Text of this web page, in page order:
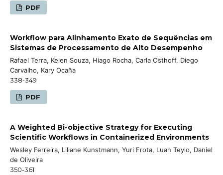
PDF
Workflow para Alinhamento Exato de Sequências em
Sistemas de Processamento de Alto Desempenho
Rafael Terra, Kelen Souza, Hiago Rocha, Carla Osthoff, Diego
Carvalho, Kary Ocaña
338-349
PDF
A Weighted Bi-objective Strategy for Executing
Scientific Workflows in Containerized Environments
Wesley Ferreira, Liliane Kunstmann, Yuri Frota, Luan Teylo, Daniel
de Oliveira
350-361